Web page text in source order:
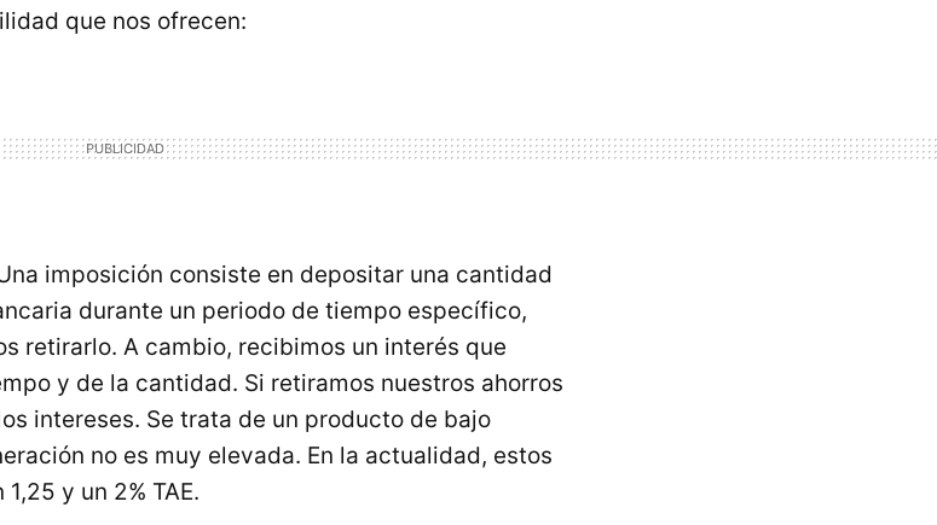
que nos ofrecen:
imposición consiste en depositar una cantidad
durante un periodo de tiempo específico,
retirarlo. A cambio, recibimos un interés que
y de la cantidad. Si retiramos nuestros ahorros
intereses. Se trata de un producto de bajo
no es muy elevada. En la actualidad, estos
y un 2% TAE.